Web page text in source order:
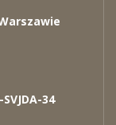
34